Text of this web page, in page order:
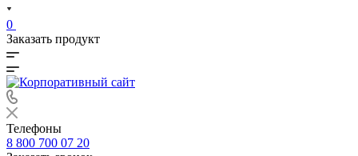
0
Заказать продукт
Телефоны
8 800 700 07 20